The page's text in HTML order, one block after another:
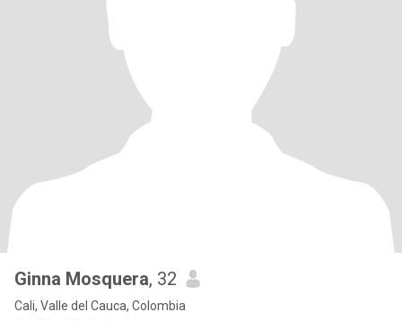
Ginna Mosquera, 32
Cali, Valle del Cauca, Colombia